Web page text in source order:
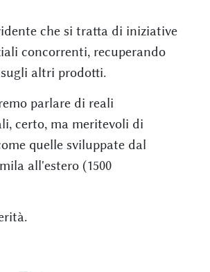
che si tratta di iniziative
concorrenti, recuperando
altri prodotti.
parlare di reali
certo, ma meritevoli di
quelle sviluppate dal
all'estero (1500